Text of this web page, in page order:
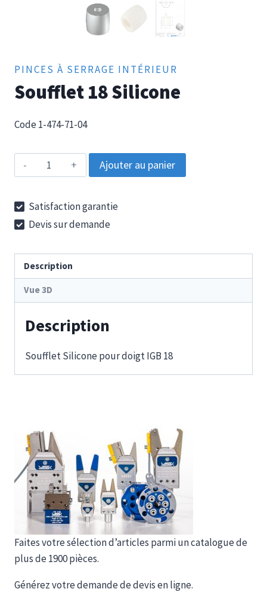
PINCES À SERRAGE INTÉRIEUR
Soufflet 18 Silicone
Code 1-474-71-04
quantité
de
18
Silicone
Ajouter au panier
Satisfaction garantie
Devis sur demande
Description
Vue 3D
Description
Soufflet Silicone pour doigt IGB 18
Faites votre sélection d’articles parmi un catalogue de
plus de 1900 pièces.
Générez votre demande de devis en ligne.